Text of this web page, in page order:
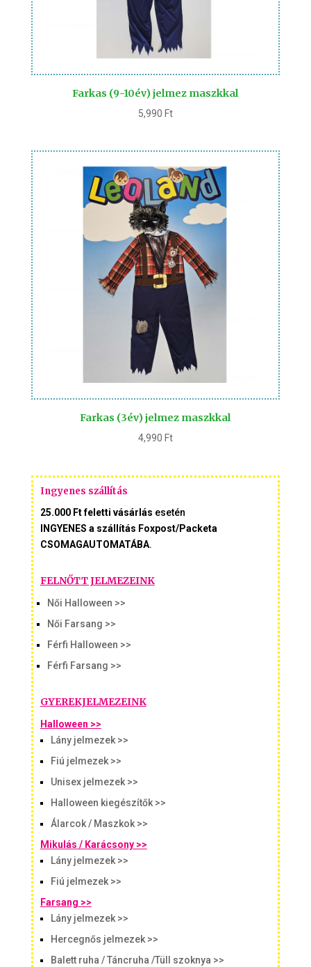
Farkas (9-10év) jelmez maszkkal
5,990 Ft
Farkas (3év) jelmez maszkkal
4,990 Ft
Ingyenes szállítás
25.000 Ft feletti vásárlás esetén
INGYENES a szállítás Foxpost/Packeta
CSOMAGAUTOMATÁBA.
FELNŐTT JELMEZEINK
Női Halloween >>
Női Farsang >>
Férfi Halloween >>
Férfi Farsang >>
GYEREKJELMEZEINK
Halloween >>
Lány jelmezek >>
Fiú jelmezek >>
Unisex jelmezek >>
Halloween kiegészítők >>
Álarcok / Maszkok >>
Mikulás / Karácsony >>
Lány jelmezek >>
Fiú jelmezek >>
Farsang >>
Lány jelmezek >>
Hercegnős jelmezek >>
Balett ruha / Táncruha /Tüll szoknya >>